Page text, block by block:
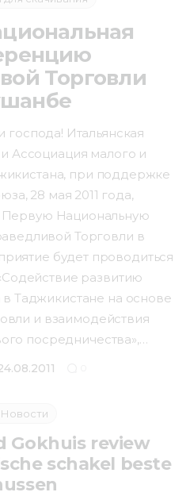
Торговли
Итальянская
Ассоциация малого и
при поддержке
28 мая 2011 года,
Национальную
Торговли в
будет проводиться
развитию
Таджикистане на основе
и взаимодействия
посредничества»,…
Gokhuis review
schakel beste